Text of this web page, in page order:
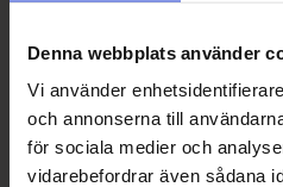
Denna webbplats använder
Vi använder
och annonserna till
för sociala medier och
vidarebefordrar även sådana